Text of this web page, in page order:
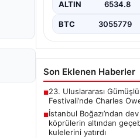
ALTIN 6534.8
BTC 3055779
Son Eklenen Haberler
■23. Uluslararası
Festivali’nde Charles
■İstanbul Boğazı’ndan
köprülerin altından
kulelerini yatırdı